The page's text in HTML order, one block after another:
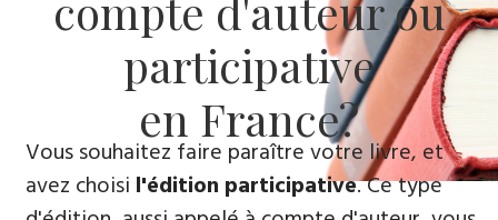
participative
en France?
Vous souhaitez faire paraître votre livre, et
avez choisi l'édition participative. Ce type